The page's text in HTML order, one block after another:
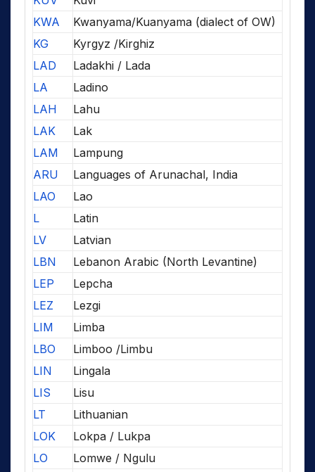
KWA
Kwanyama/Kuanyama (dialect of OW)
KG
Kyrgyz /Kirghiz
LAD
Ladakhi / Lada
LA
Ladino
LAH
Lahu
LAK
Lak
LAM
Lampung
ARU
Languages of Arunachal, India
LAO
Lao
L
Latin
LV
Latvian
LBN
Lebanon Arabic (North Levantine)
LEP
Lepcha
LEZ
Lezgi
LIM
Limba
LBO
Limboo /Limbu
LIN
Lingala
LIS
Lisu
LT
Lithuanian
LOK
Lokpa / Lukpa
LO
Lomwe / Ngulu